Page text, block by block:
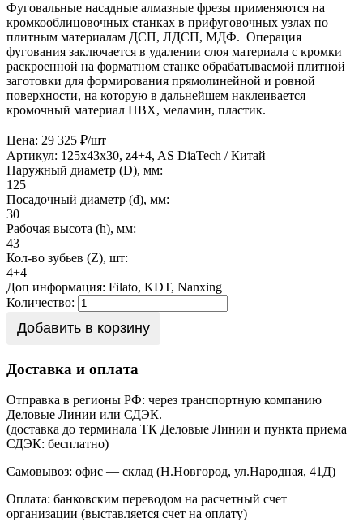
Фуговальные насадные алмазные фрезы применяются на
кромкооб­лицовочных станках в прифуговочных узлах по
плитным материалам ДСП, ЛДСП, МДФ. Операция
фугования заключается в удалении слоя материала с кромки
раскроенной на форматном станке обрабатываемой плитной
заготовки для формирования прямолинейной и ровной
поверхности, на которую в дальнейшем наклеивается
кромочный материал ПВХ, меламин, пластик.
Цена: 29 325 ₽/шт
Артикул: 125х43х30, z4+4, AS DiaTech / Китай
Наружный диаметр (D), мм:
125
Посадочный диаметр (d), мм:
30
Рабочая высота (h), мм:
43
Кол-во зубьев (Z), шт:
4+4
Доп информация: Filato, KDT, Nanxing
Количество:
Добавить в корзину
Доставка и оплата
Отправка в регионы РФ: через транспортную компанию
Деловые Линии или СДЭК.
(доставка до терминала ТК Деловые Линии и пункта приема
СДЭК: бесплатно)
Самовывоз: офис — склад (Н.Новгород, ул.Народная, 41Д)
Оплата: банковским переводом на расчетный счет
организации (выставляется счет на оплату)